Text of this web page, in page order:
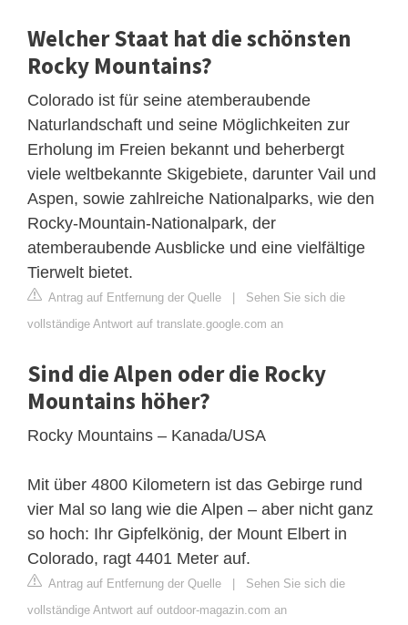
Welcher Staat hat die schönsten
Rocky Mountains?
Colorado ist für seine atemberaubende
Naturlandschaft und seine Möglichkeiten zur
Erholung im Freien bekannt und beherbergt
viele weltbekannte Skigebiete, darunter Vail und
Aspen, sowie zahlreiche Nationalparks, wie den
Rocky-Mountain-Nationalpark, der
atemberaubende Ausblicke und eine vielfältige
Tierwelt bietet.
Antrag auf Entfernung der Quelle | Sehen Sie sich die
vollständige Antwort auf translate.google.com an
Sind die Alpen oder die Rocky
Mountains höher?
Rocky Mountains – Kanada/USA
Mit über 4800 Kilometern ist das Gebirge rund
vier Mal so lang wie die Alpen – aber nicht ganz
so hoch: Ihr Gipfelkönig, der Mount Elbert in
Colorado, ragt 4401 Meter auf.
Antrag auf Entfernung der Quelle | Sehen Sie sich die
vollständige Antwort auf outdoor-magazin.com an